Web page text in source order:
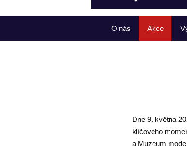
O nás Akce
Dne 9. května
klíčového
a Muzeum